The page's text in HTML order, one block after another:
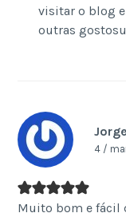
visitar o blog
outras
4 /
Muito bom e fácil